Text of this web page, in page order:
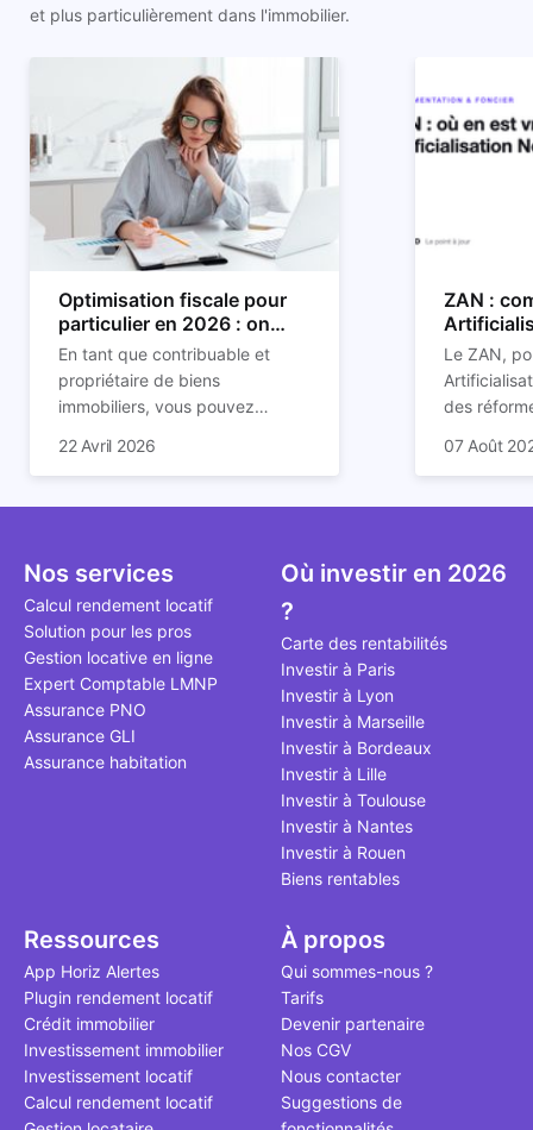
et plus particulièrement dans l'immobilier.
Optimisation fiscale pour
particulier en 2026 : on
vous explique tout
En tant que contribuable et
propriétaire de biens
immobiliers, vous pouvez
imposition en optimisant votre
nombreuses méthodes légales
toutes les explications dans
notre article.
22 Avril 2026
ZAN :
son
Le ZAN,
des
des
et de la
bâtis.
plus mal
bien que
décrivent
le point à
07 Août
Nos services
Calcul rendement locatif
Solution pour les pros
Gestion locative en ligne
Expert Comptable LMNP
Assurance PNO
Assurance GLI
Assurance habitation
Où investir en 2026
?
Carte des rentabilités
Investir à Paris
Investir à Lyon
Investir à Marseille
Investir à Bordeaux
Investir à Lille
Investir à Toulouse
Investir à Nantes
Investir à Rouen
Biens rentables
Ressources
App Horiz Alertes
Plugin rendement locatif
Crédit immobilier
Investissement immobilier
Investissement locatif
Calcul rendement locatif
À propos
Qui sommes-nous ?
Tarifs
Devenir partenaire
Nos CGV
Nous contacter
Suggestions de